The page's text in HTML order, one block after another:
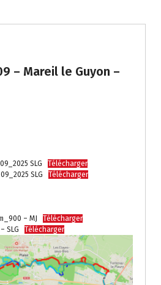
– Mareil le Guyon –
SLG
Télécharger
SLG
Télécharger
– MJ
Télécharger
SLG
Télécharger